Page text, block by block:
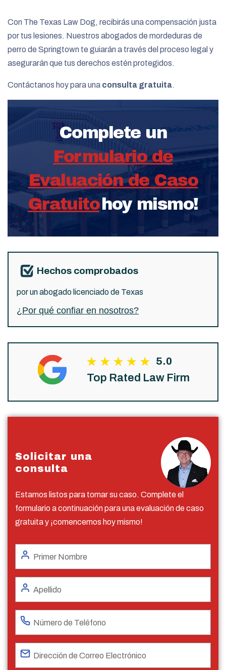
Con The Texas Law Dog, recibirás una compensación justa
por tus lesiones. Nuestros abogados de mordeduras de
perro de Springtown te guiarán a través del proceso legal y
asegurarán que tus derechos estén protegidos.
Contáctanos hoy para una consulta gratuita.
Complete un
Formulario de
Evaluación de Caso
Gratuitohoy mismo!
Hechos comprobados
por un abogado licenciado de Texas
¿Por qué confiar en nosotros?
5.0
Top Rated Law Firm
Solicitar una
consulta
Estamos listos para tomar su caso. Complete el
formulario a continuación para una evaluación de caso
gratuita y ¡comencemos hoy mismo!